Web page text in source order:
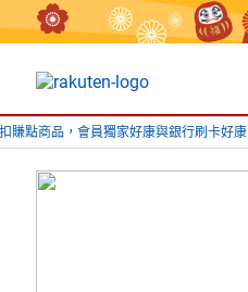
賺點商品，會員獨家好康與銀行刷卡好康